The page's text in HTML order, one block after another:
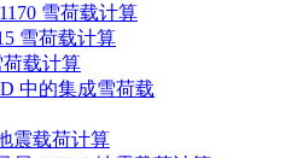
雪荷载计算
雪荷载计算
荷载计算
中的集成雪荷载
震载荷计算